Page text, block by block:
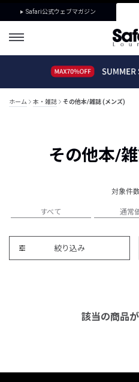
Safari公式ウェブマガジン
ホーム 本・雑誌 その他本/雑誌 (メンズ)
その他本/
対象件
すべて 通常
絞り込み
該当の商品